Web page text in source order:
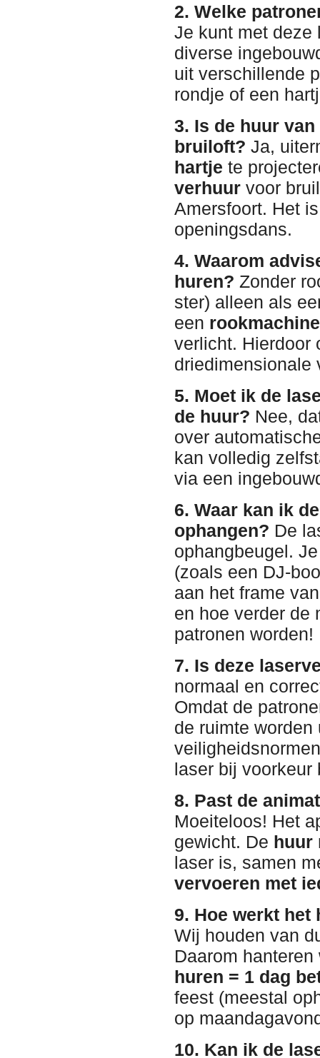
2. Welke
Je kunt met deze
diverse
uit verschillende
rondje of een
3. Is de huur
bruiloft? Ja,
hartje te
verhuur voor
Amersfoort. Het
openingsdans.
4. Waarom
huren? Zonder
ster) alleen als
een
verlicht. Hierdoor
driedimensionale
5. Moet ik de
de huur? Nee,
over
kan volledig
via een
6. Waar kan ik
ophangen? De
ophangbeugel.
(zoals een DJ-
aan het frame
en hoe verder de
patronen worden!
7. Is deze
normaal en
Omdat de
de ruimte
laser bij voorkeur
8. Past de
Moeiteloos! Het
gewicht. De huur
laser is, samen
vervoeren met
9. Hoe werkt
Wij houden van
Daarom
huren = 1 dag
feest (meestal
op
10. Kan ik de